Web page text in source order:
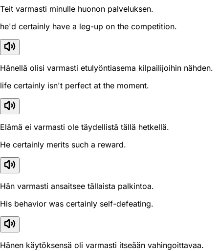
Teit varmasti minulle huonon palveluksen.
he'd certainly have a leg-up on the competition.
Hänellä olisi varmasti etulyöntiasema kilpailijoihin nähden.
life certainly isn't perfect at the moment.
Elämä ei varmasti ole täydellistä tällä hetkellä.
He certainly merits such a reward.
Hän varmasti ansaitsee tällaista palkintoa.
His behavior was certainly self-defeating.
Hänen käytöksensä oli varmasti itseään vahingoittavaa.